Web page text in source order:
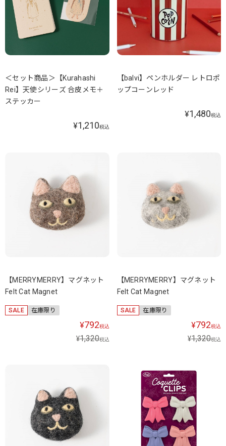
＜セット商品＞【Kurahashi
Rei】天使シリーズ 合皮メモ＋
ステッカー
¥1,210税込
【balvi】ペンホルダー レトロポ
ップコーンレッド
¥1,480税込
【MERRYMERRY】マグネット
Felt Cat Magnet
SALE 在庫限り
¥792税込
¥1,320税込
【MERRYMERRY】マグネット
Felt Cat Magnet
SALE 在庫限り
¥792税込
¥1,320税込